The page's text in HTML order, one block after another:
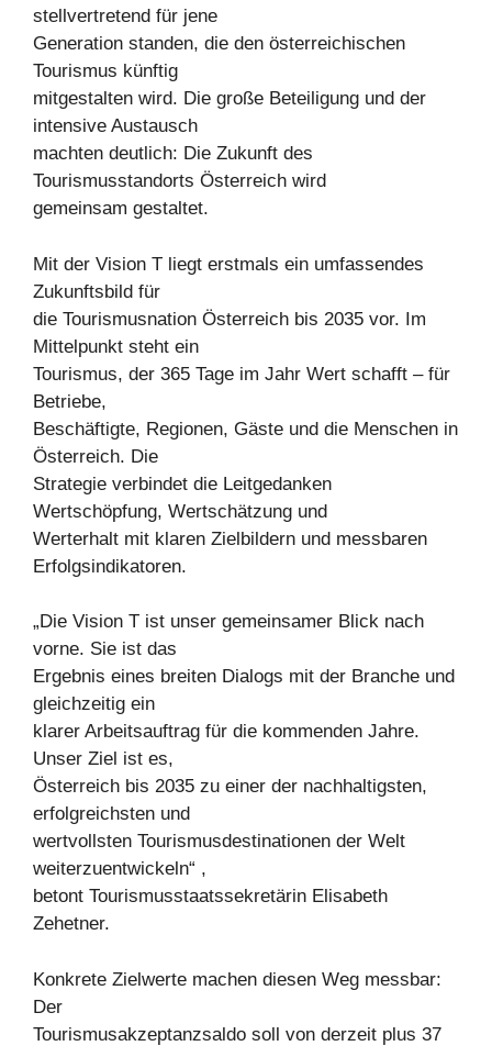
stellvertretend für jene
Generation standen, die den österreichischen
Tourismus künftig
mitgestalten wird. Die große Beteiligung und der
intensive Austausch
machten deutlich: Die Zukunft des
Tourismusstandorts Österreich wird
gemeinsam gestaltet.
Mit der Vision T liegt erstmals ein umfassendes
Zukunftsbild für
die Tourismusnation Österreich bis 2035 vor. Im
Mittelpunkt steht ein
Tourismus, der 365 Tage im Jahr Wert schafft – für
Betriebe,
Beschäftigte, Regionen, Gäste und die Menschen in
Österreich. Die
Strategie verbindet die Leitgedanken
Wertschöpfung, Wertschätzung und
Werterhalt mit klaren Zielbildern und messbaren
Erfolgsindikatoren.
„Die Vision T ist unser gemeinsamer Blick nach
vorne. Sie ist das
Ergebnis eines breiten Dialogs mit der Branche und
gleichzeitig ein
klarer Arbeitsauftrag für die kommenden Jahre.
Unser Ziel ist es,
Österreich bis 2035 zu einer der nachhaltigsten,
erfolgreichsten und
wertvollsten Tourismusdestinationen der Welt
weiterzuentwickeln“ ,
betont Tourismusstaatssekretärin Elisabeth
Zehetner.
Konkrete Zielwerte machen diesen Weg messbar:
Der
Tourismusakzeptanzsaldo soll von derzeit plus 37